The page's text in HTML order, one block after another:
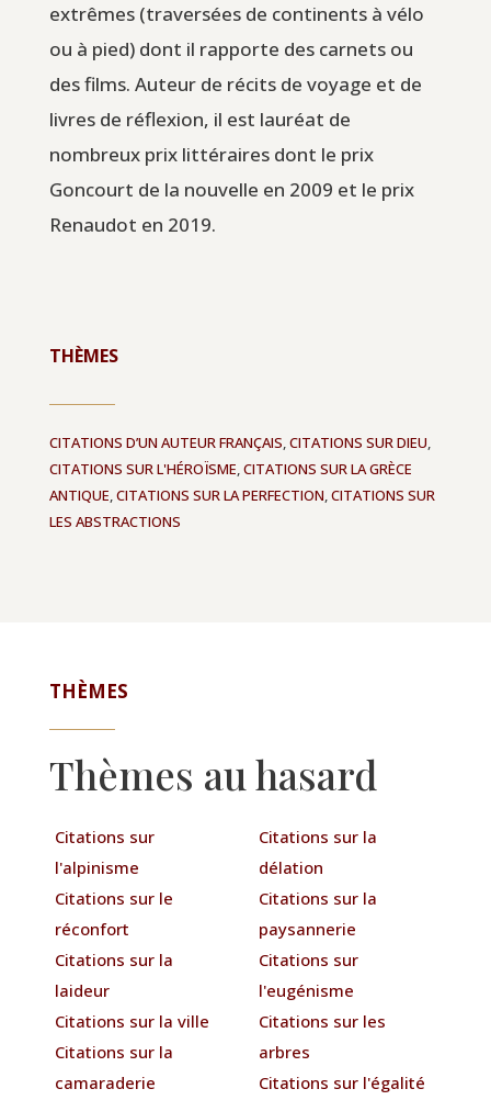
extrêmes (traversées de continents à vélo
ou à pied) dont il rapporte des carnets ou
des films. Auteur de récits de voyage et de
livres de réflexion, il est lauréat de
nombreux prix littéraires dont le prix
Goncourt de la nouvelle en 2009 et le prix
Renaudot en 2019.
THÈMES
CITATIONS D’UN AUTEUR FRANÇAIS,CITATIONS SUR DIEU,
CITATIONS SUR L'HÉROÏSME,CITATIONS SUR LA GRÈCE
ANTIQUE,CITATIONS SUR LA PERFECTION,CITATIONS SUR
LES ABSTRACTIONS
THÈMES
Thèmes au hasard
Citations sur
l'alpinisme
Citations sur le
réconfort
Citations sur la
laideur
Citations sur la ville
Citations sur la
camaraderie
Citations sur la
délation
Citations sur la
paysannerie
Citations sur
l'eugénisme
Citations sur les
arbres
Citations sur l'égalité